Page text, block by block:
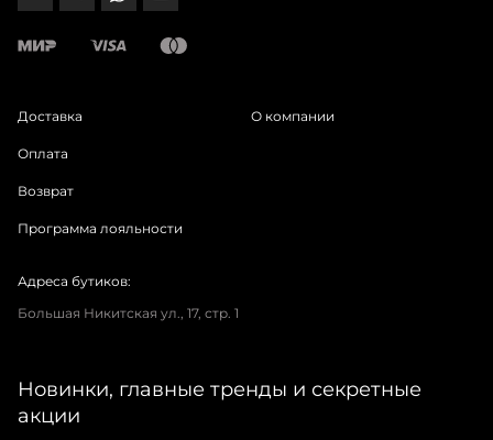
Доставка
Оплата
Возврат
Программа лояльности
О компании
Адреса бутиков:
Большая Никитская ул., 17, стр. 1
Новинки, главные тренды и секретные
акции